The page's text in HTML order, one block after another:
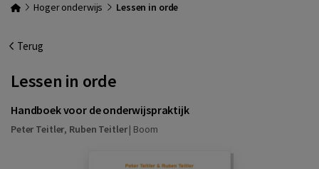
Hoger onderwijs Lessen in orde
Terug
Lessen in orde
Handboek voor de onderwijspraktijk
Peter Teitler, Ruben Teitler| Boom